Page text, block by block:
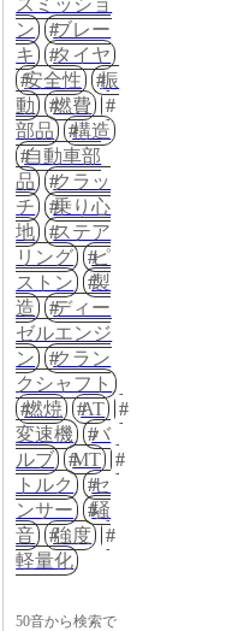
スミッショ
ン
ブレー
キ
タイヤ
安全性
振
動
燃費
部品
構造
自動車部
品
クラッ
チ
乗り心
地
ステア
リング
ピ
ストン
製
造
ディー
ゼルエンジ
ン
クラン
クシャフト
燃焼
AT
変速機
バ
ルブ
MT
トルク
セ
ンサー
騒
音
強度
軽量化
50音から検索で